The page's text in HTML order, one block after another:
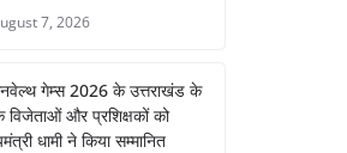
7, 2026
गेम्स 2026 के उत्तराखंड के
विजेताओं और प्रशिक्षकों को
धामी ने किया सम्मानित